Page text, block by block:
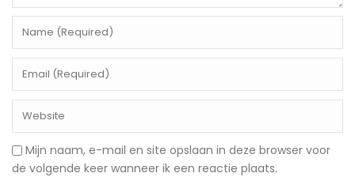
Mijn naam, e-mail en site opslaan in deze browser voor
de volgende keer wanneer ik een reactie plaats.